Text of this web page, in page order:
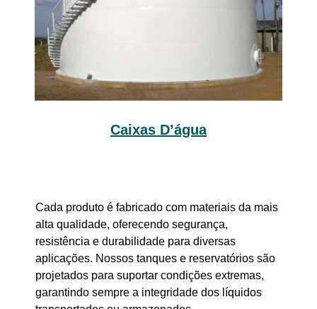
Caixas D’água
Cada produto é fabricado com materiais da mais
alta qualidade, oferecendo segurança,
resistência e durabilidade para diversas
aplicações. Nossos tanques e reservatórios são
projetados para suportar condições extremas,
garantindo sempre a integridade dos líquidos